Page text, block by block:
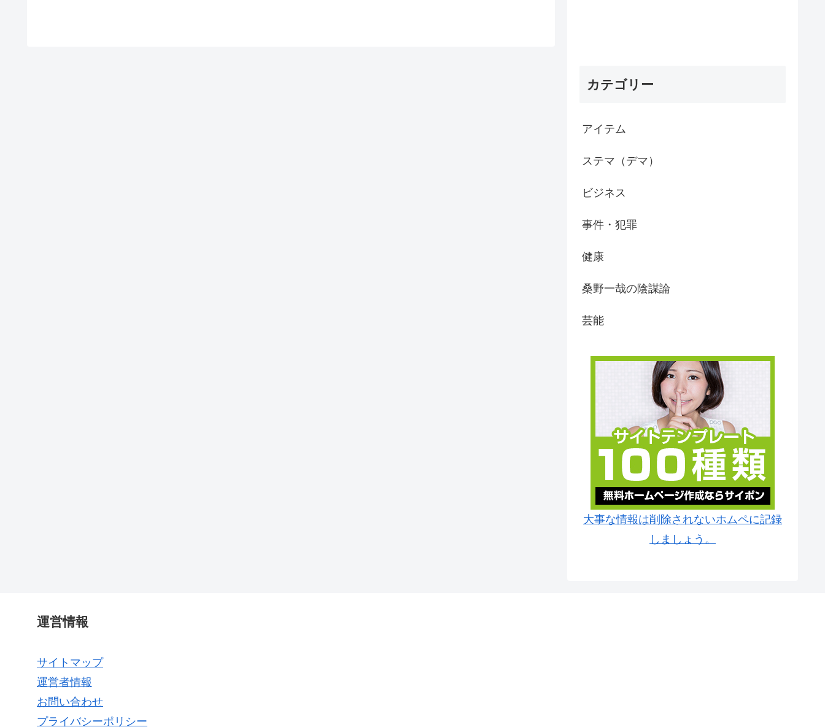
カテゴリー
アイテム
ステマ（デマ）
ビジネス
事件・犯罪
健康
桑野一哉の陰謀論
芸能
大事な情報は削除されないホムペに記録
しましょう。
運営情報
サイトマップ
運営者情報
お問い合わせ
プライバシーポリシー